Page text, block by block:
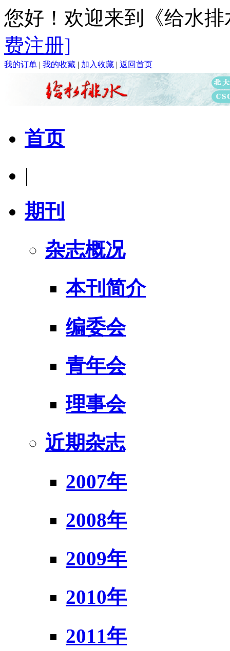
您好！欢迎来到《给水
费注册]
我的订单 | 我的收藏 | 加入收藏 | 返回首页
首页
|
期刊
杂志概况
本刊简介
编委会
青年会
理事会
近期杂志
2007年
2008年
2009年
2010年
2011年